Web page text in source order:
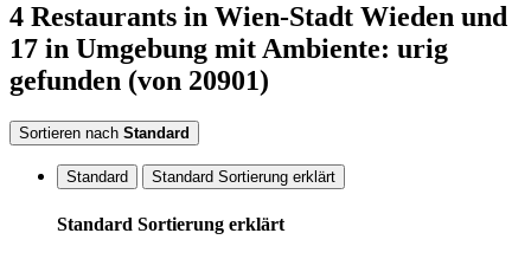
4 Restaurants in Wien-Stadt Wieden und
17 in Umgebung mit Ambiente: urig
gefunden (von 20901)
Sortieren nach Standard
Standard Standard Sortierung erklärt
Standard Sortierung erklärt